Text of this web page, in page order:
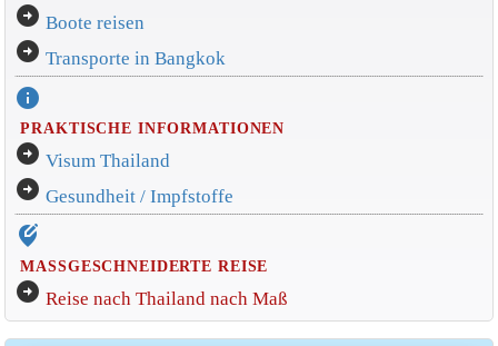
arrow_circle_right Boote reisen
arrow_circle_right Transporte in Bangkok
info
PRAKTISCHE INFORMATIONEN
arrow_circle_right Visum Thailand
arrow_circle_right Gesundheit / Impfstoffe
edit_location_alt
MASSGESCHNEIDERTE REISE
arrow_circle_right Reise nach Thailand nach Maß